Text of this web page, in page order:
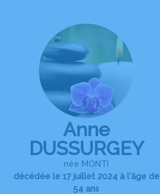
Anne
DUSSURGEY
née MONTI
décédée le 17 juillet 2024 à l'âge de
54 ans